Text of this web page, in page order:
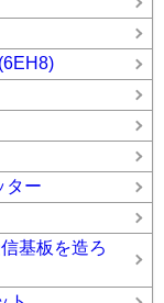
ター
基板を造ろ